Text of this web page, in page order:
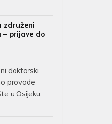
združeni
prijave do
doktorski
provode
u Osijeku,